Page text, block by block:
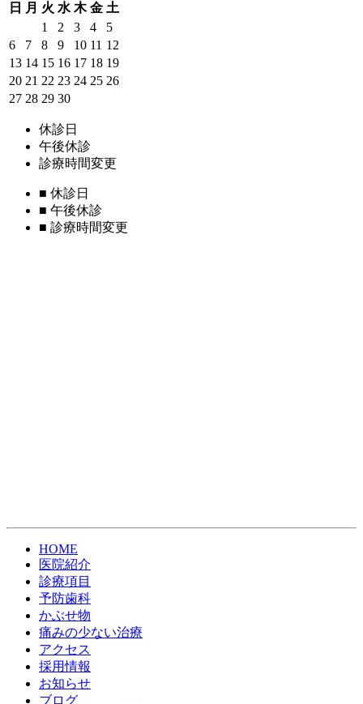
日
月 火 水 木 金 土
1
2 3 4
5
6
7 8 9 10 11 12
13 14 15 16 17 18 19
20 21 22 23 24 25 26
27 28 29 30
休診日
午後休診
診療時間変更
■ 休診日
■ 午後休診
■ 診療時間変更
HOME
医院紹介
診療項目
予防歯科
かぶせ物
痛みの少ない治療
アクセス
採用情報
お知らせ
ブログ